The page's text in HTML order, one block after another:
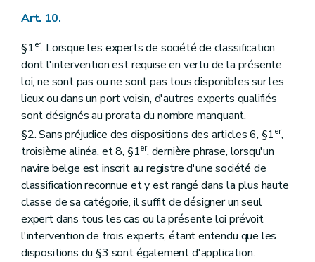
Art. 10.
§1er. Lorsque les experts de société de classification
dont l'intervention est requise en vertu de la présente
loi, ne sont pas ou ne sont pas tous disponibles sur les
lieux ou dans un port voisin, d'autres experts qualifiés
sont désignés au prorata du nombre manquant.
§2. Sans préjudice des dispositions des articles 6, §1er,
troisième alinéa, et 8, §1er, dernière phrase, lorsqu'un
navire belge est inscrit au registre d'une société de
classification reconnue et y est rangé dans la plus haute
classe de sa catégorie, il suffit de désigner un seul
expert dans tous les cas ou la présente loi prévoit
l'intervention de trois experts, étant entendu que les
dispositions du §3 sont également d'application.